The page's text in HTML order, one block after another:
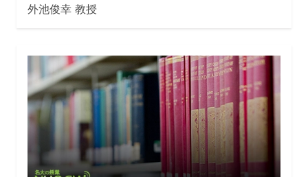
外池俊幸 教授